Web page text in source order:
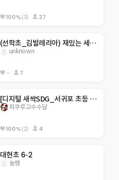
100%(3) 27
(선학초_김발레리아) 재밌는 세계 여행 체험
unknown
-- 7
[디지털 새싹SDG_서귀포 초등 4기]히든 서귀포 아무도 못깨는 점프맵
피쿠루고수수달
100%(2) 4
대현초 6-2
놀쌤